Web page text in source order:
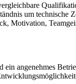
um technische
Motivation,
angenehmes